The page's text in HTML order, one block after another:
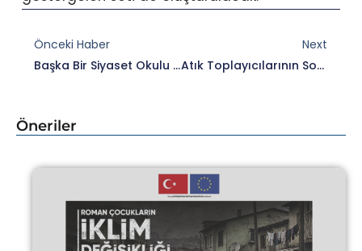
Önceki Haber
Başka Bir Siyaset Okulu 2021 Burs Başvuruları Başladı!
Next
Atık Toplayıcılarının Sorunlarını Çözmek Için 8 Talep
Öneriler